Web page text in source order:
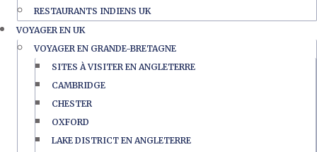
RESTAURANTS INDIENS UK
VOYAGER EN UK
VOYAGER EN GRANDE-BRETAGNE
SITES À VISITER EN ANGLETERRE
CAMBRIDGE
CHESTER
OXFORD
LAKE DISTRICT EN ANGLETERRE